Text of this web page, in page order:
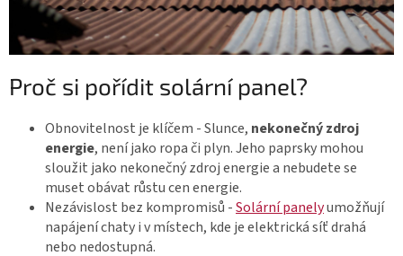
Proč si pořídit solární panel?
Obnovitelnost je klíčem - Slunce, nekonečný zdroj
energie, není jako ropa či plyn. Jeho paprsky mohou
sloužit jako nekonečný zdroj energie a nebudete se
muset obávat růstu cen energie.
Nezávislost bez kompromisů -Solární panelyumožňují
napájení chaty i v místech, kde je elektrická síť drahá
nebo nedostupná.